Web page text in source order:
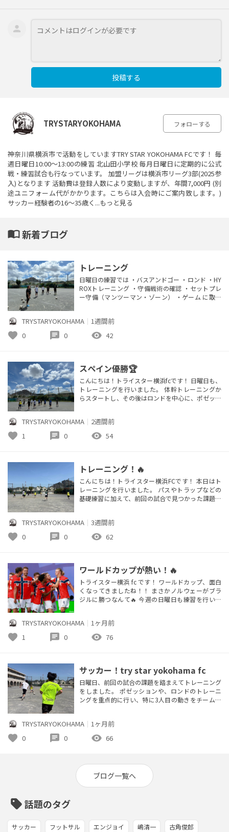
投稿する
TRYSTARYOKOHAMA フォローする
神奈川県横浜市で活動をしていますTRY STAR YOKOHAMA FCです！ 毎
週日曜日10:00〜13:00の練習 北山田小学校 毎月日曜日に定期的に公式
戦・練習試合も行なっています。 加盟リーグは横浜市リーグ3部(2025参
入)となります 活動費は登録人数により変動しますが、年間7,000円 (別
途ユニフォーム代がかかります。こちらは入会時にご案内致します。)
サッカー経験者の16〜35歳く...もっと見る
import_contacts新着ブログ
トレーニング
日曜日の練習では ・バスアンドゴー ・ロンド ・HY
ROXトレーニング ・守備戦術の確認 ・セットプレ
ー守備（マンツーマン・ゾーン） ・ゲーム に取り
質にこだわりながら取り組みました。また、セット
プレーではマンツーマンとゾーン、それぞれの守備
の役割や動きを確認し、実践形式で理解を深めまし
TRYSTARYOKOHAMA ｜ 1週間前
favorite 0 chat 0 visibility 42
スペイン優勝🏆
こんにちは！トライスター横浜fcです！ 日曜日も、
トレーニングを行いました。 体幹トレーニングか
らスタートし、その後はロンドを中心に、ポゼッシ
きた一方、3失点という課題もあったため、フォー
メーションや立ち位置、選手同士の動きを細かく確
認しながらトレーニングを実施しました。 最後は
TRYSTARYOKOHAMA ｜ 2週間前
favorite 1 chat 0 visibility 54
トレーニング！🔥
こんにちは！トライスター横浜FCです！ 本日はト
レーニングを行いました。 パスやトラップなどの
基礎練習に加えて、前回の試合で見つかった課題で
グを行えました。 体験参加も引き続き募集してお
ります🙌 お気軽にご連絡ください！
TRYSTARYOKOHAMA ｜ 3週間前
favorite 0 chat 0 visibility 62
ワールドカップが熱い！🔥
トライスター横浜 fc です！ ワールドカップ、面白
くなってきましたね！！ まさかノルウェーがブラ
ジルに勝つなんて🔥 今週の日曜日も練習を行いま
意識したファーストタッチを想定したパスアンドゴ
ーの練習を行いました。 実戦に向けたいいトレー
ニングになりました！⚽️ 体験参加も引き続き募集
TRYSTARYOKOHAMA ｜ 1ヶ月前
favorite 1 chat 0 visibility 76
サッカー！try star yokohama fc
日曜日、前回の試合の課題を踏まえてトレーニング
をしました。 ポゼッションや、ロンドのトレーニ
ングを重点的に行い、特に3人目の動きをチームと
グを行えました！🔥 新シーズンに向けてメンバー
募集を行っておりますので、気になる方は是非ご連
絡ください！
TRYSTARYOKOHAMA ｜ 1ヶ月前
favorite 0 chat 0 visibility 66
ブログ一覧へ
sell話題のタグ
サッカー フットサル エンジョイ 嶋清一 古角俊郎